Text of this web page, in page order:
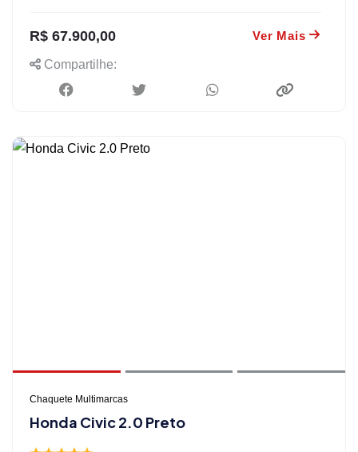
R$ 67.900,00 Ver Mais
Compartilhe:
Chaquete Multimarcas
Honda Civic 2.0 Preto